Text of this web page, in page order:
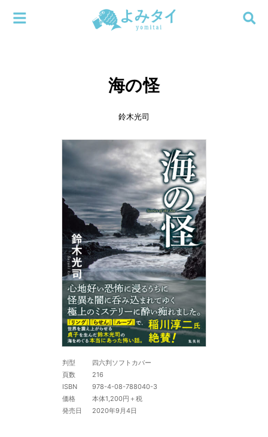
新着
連載
新刊
特集
編集部
メニューを閉じる
海の怪
鈴木光司
判型
四六判ソフトカバー
頁数
216
ISBN
978-4-08-788040-3
価格
本体1,200円＋税
発売日
2020年9月4日